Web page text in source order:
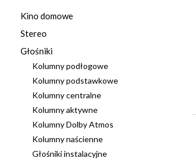
Kino domowe
Stereo
Głośniki
Kolumny podłogowe
Kolumny podstawkowe
Kolumny centralne
Kolumny aktywne
Kolumny Dolby Atmos
Kolumny naścienne
Głośniki instalacyjne